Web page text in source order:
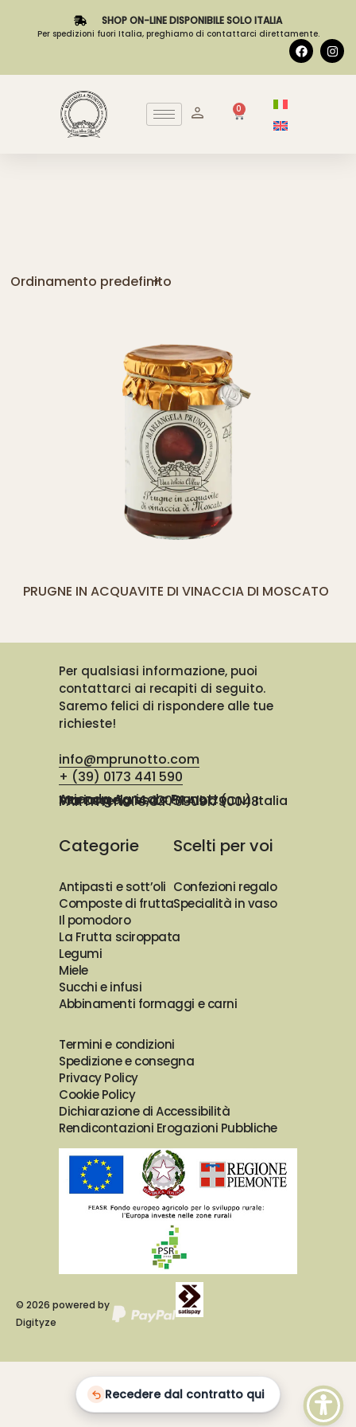
SHOP ON-LINE DISPONIBILE SOLO ITALIA
Per spedizioni fuori Italia, preghiamo di contattarci direttamente.
0
Ordinamento predefinito
[yith_compare_button]
AGGIUNGI
PRUGNE IN ACQUAVITE DI VINACCIA DI MOSCATO
Per qualsiasi informazione, puoi
contattarci ai recapiti di seguito.
Saremo felici di rispondere alle tue
richieste!
info@mprunotto.com
+ (39) 0173 441 590
Azienda Agricola Prunotto Mariangela ssa
Via Osteria 14, 12051 Alba (CN) Italia
PARTITA IVA e C.F. 03091730048
Categorie
Antipasti e sott’oli
Composte di frutta
Il pomodoro
La Frutta sciroppata
Legumi
Miele
Succhi e infusi
Abbinamenti formaggi e carni
Scelti per voi
Confezioni regalo
Specialità in vaso
Termini e condizioni
Spedizione e consegna
Privacy Policy
Cookie Policy
Dichiarazione di Accessibilità
Rendicontazioni Erogazioni Pubbliche
© 2026 powered by
Digityze
Recedere dal contratto qui